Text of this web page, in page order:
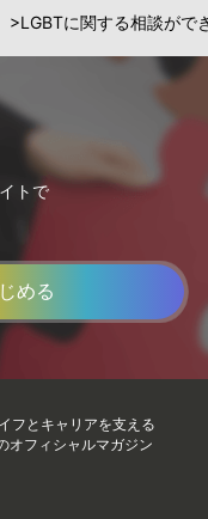
LGBTに関する相談がで
トで
める
フとキャリアを支える
オフィシャルマガジン